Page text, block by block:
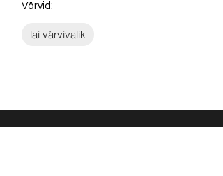
Värvid:
lai värvivalik